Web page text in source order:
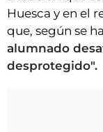
Huesca y en el
que, según se
alumnado
desprotegido".